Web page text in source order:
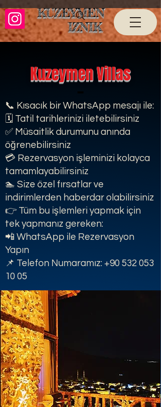
KUZEYMEN
IZNIK
Kuzeymen Villas
📞 Kısacık bir WhatsApp mesajı ile:
🗓️ Tatil tarihlerinizi iletebilirsiniz
✅ Müsaitlik durumunu anında
öğrenebilirsiniz
💳 Rezervasyon işleminizi kolayca
tamamlayabilirsiniz
🏊 Size özel fırsatlar ve
indirimlerden haberdar olabilirsiniz
👉 Tüm bu işlemleri yapmak için
tek yapmanız gereken:
📲 WhatsApp ile Rezervasyon
Yapın
📌 Telefon Numaramız: +90 532 053
10 05